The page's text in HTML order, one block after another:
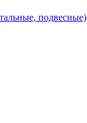
подвесные)